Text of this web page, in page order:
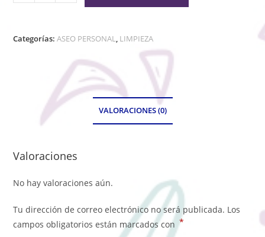
Categorías:ASEO PERSONAL, LIMPIEZA
VALORACIONES (0)
Valoraciones
No hay valoraciones aún.
Tu dirección de correo electrónico no será publicada. Los
campos obligatorios están marcados con *